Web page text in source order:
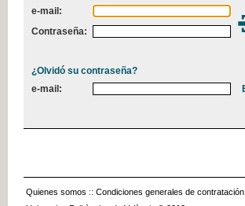
e-mail:
Contraseña:
¿Olvidó su contraseña?
e-mail:
Quienes somos :: Condiciones generales de contratación